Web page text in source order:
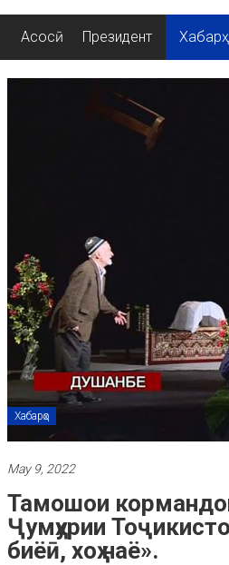
Асосӣ Президент
Хабарҳо
May 9, 2022
Тамошои
Ҷумҳурии
биёӣ, хоҳ наё».